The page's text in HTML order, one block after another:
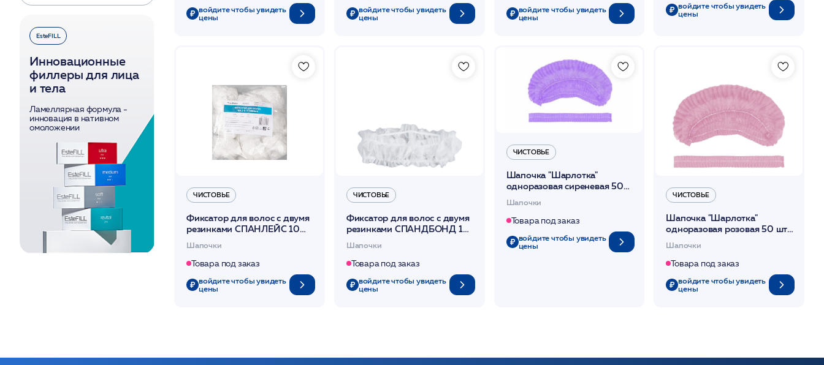
EsteFILL
Инновационные
филлеры для лица
и тела
Ламеллярная формула -
инновация в нативном
омоложении
войдите чтобы увидеть
цены
войдите чтобы увидеть
цены
войдите чтобы увидеть
цены
войдите чтобы увидеть
цены
ЧИСТОВЬЕ
Фиксатор для волос с двумя
резинками СПАНЛЕЙС 10
шт/уп (поштучно) /Чистовье
Шапочки
Товара под заказ
войдите чтобы увидеть
цены
ЧИСТОВЬЕ
Фиксатор для волос с двумя
резинками СПАНДБОНД 10
шт/уп (поштучно) /Чистовье
Шапочки
Товара под заказ
войдите чтобы увидеть
цены
ЧИСТОВЬЕ
Шапочка "Шарлотка"
одноразовая сиреневая 50
шт/уп /Чистовье
Шапочки
Товара под заказ
войдите чтобы увидеть
цены
ЧИСТОВЬЕ
Шапочка "Шарлотка"
одноразовая розовая 50 шт/
уп /Чистовье
Шапочки
Товара под заказ
войдите чтобы увидеть
цены